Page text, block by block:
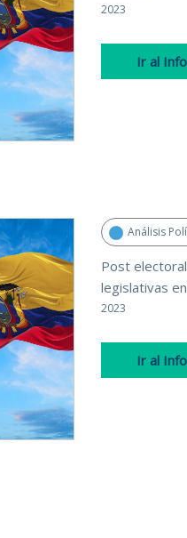
2023
Ir al
Análisis
Post
legislativas
2023
Ir al